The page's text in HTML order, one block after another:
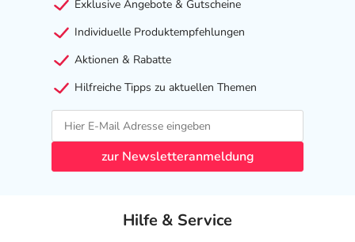
Exklusive Angebote & Gutscheine
Individuelle Produktempfehlungen
Aktionen & Rabatte
Hilfreiche Tipps zu aktuellen Themen
zur Newsletteranmeldung
Hilfe & Service